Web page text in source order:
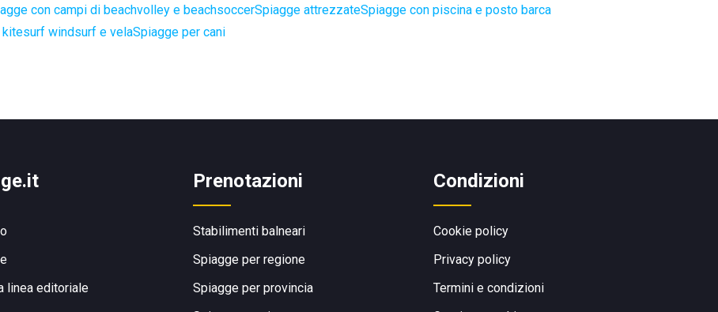
con campi di beachvolley e beachsoccerSpiagge attrezzateSpiagge con piscina e posto barca
windsurf e velaSpiagge per cani
linea editoriale
Prenotazioni
Stabilimenti balneari
Spiagge per regione
Spiagge per provincia
Condizioni
Cookie policy
Privacy policy
Termini e condizioni